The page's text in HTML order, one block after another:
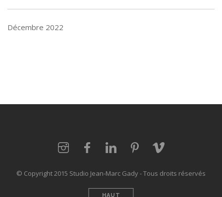
Décembre 2022
© Copyright 2015 Studio Jean-Marc Gady - Tous droits réservés
HAUT